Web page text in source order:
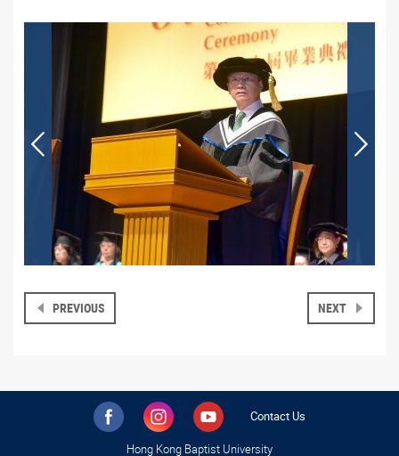
PREVIOUS NEXT
Contact Us
Hong Kong Baptist University